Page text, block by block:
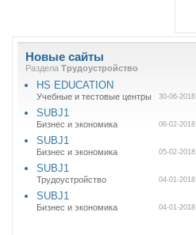
Новые сайты
Раздела Трудоустройство
HS EDUCATION
Учебные и тестовые центры 30-06-2018
SUBJ1
Бизнес и экономика 06-02-2018
SUBJ1
Бизнес и экономика 05-02-2018
SUBJ1
Трудоустройство 04-01-2018
SUBJ1
Бизнес и экономика 04-01-2018